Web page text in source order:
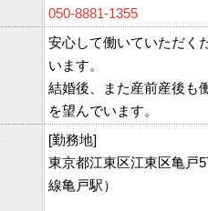
050-8881-1355
安心して働いていただく
います。
結婚後、また産前産後も
を望んでいます。
[勤務地]
東京都江東区江東区亀戸
線亀戸駅）